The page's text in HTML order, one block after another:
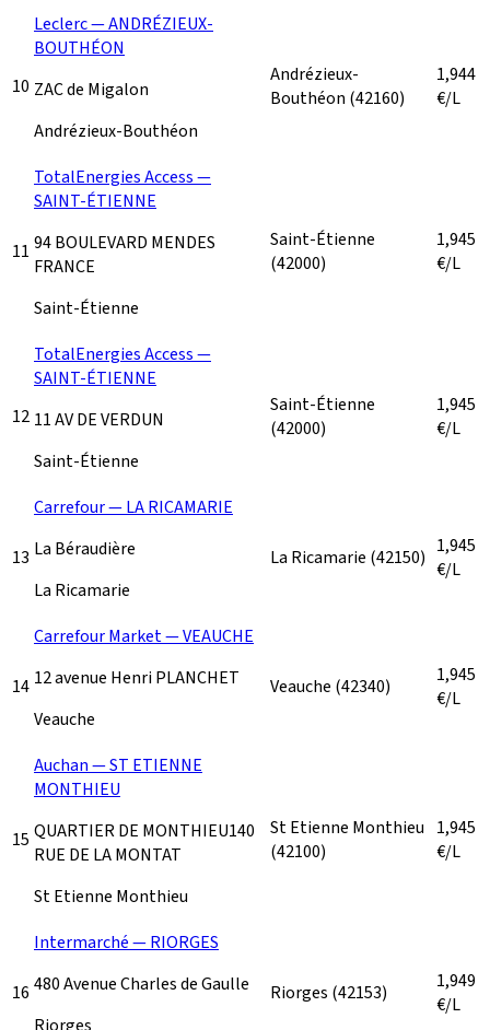
10
Leclerc — ANDRÉZIEUX-
BOUTHÉON
ZAC de Migalon
Andrézieux-Bouthéon
Andrézieux-
Bouthéon (42160)
1,944
€/L
11
TotalEnergies Access —
SAINT-ÉTIENNE
94 BOULEVARD MENDES
FRANCE
Saint-Étienne
Saint-Étienne
(42000)
1,945
€/L
12
TotalEnergies Access —
SAINT-ÉTIENNE
11 AV DE VERDUN
Saint-Étienne
Saint-Étienne
(42000)
1,945
€/L
13
Carrefour — LA RICAMARIE
La Béraudière
La Ricamarie
La Ricamarie (42150) 1,945
€/L
14
Carrefour Market — VEAUCHE
12 avenue Henri PLANCHET
Veauche
Veauche (42340)
1,945
€/L
15
Auchan — ST ETIENNE
MONTHIEU
QUARTIER DE MONTHIEU140
RUE DE LA MONTAT
St Etienne Monthieu
St Etienne Monthieu
(42100)
1,945
€/L
16
Intermarché — RIORGES
480 Avenue Charles de Gaulle
Riorges (42153)
1,949
€/L